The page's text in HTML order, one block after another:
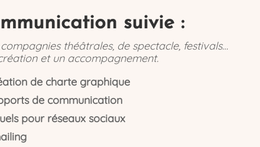
suivie :
théâtrales, de spectacle, festivals…
et un accompagnement.
de charte graphique
de communication
pour réseaux sociaux